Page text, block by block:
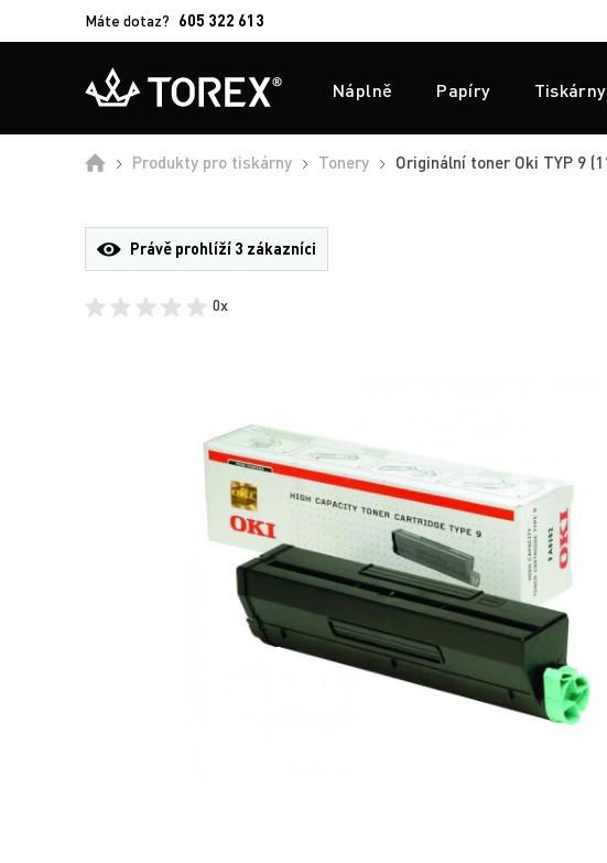
Máte dotaz? 605 322 613
Náplně Papíry Tiskárny
ÚvodProdukty pro tiskárny Tonery Originální toner Oki TYP 9
Právě prohlíží 3 zákazníci
0x